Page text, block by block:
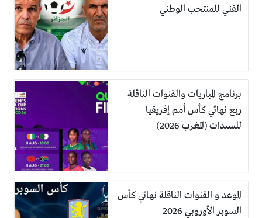
الفني للمنتخب الوطني
برنامج المباريات والقنوات الناقلة
ربع نهائي كأس أمم إفريقيا
للسيدات (المغرب 2026)
الموعد و القنوات الناقلة نهائي كأس
السوبر الأوروبي 2026